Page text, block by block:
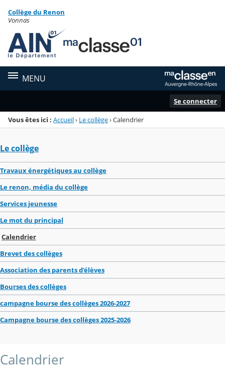
Menu de la rubrique
Contenu
Collège du Renon
Vonnas
MENU
Se connecter
Vous êtes ici : Accueil› Le collège›Calendrier
Le collège
Travaux énergétiques au collège
Le renon, média du collège
Services jeunesse
Le mot du principal
Calendrier
Brevet des collèges
Association des parents d'élèves
Bourses des collèges
campagne bourse des collèges 2026-2027
Campagne bourse des collèges 2025-2026
Calendrier